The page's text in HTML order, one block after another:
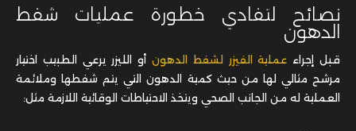
نصائح لتفادي خطورة عمليات شفط
الدهون
قبل إجراء عملية الفيزر لشفط الدهون أو الليزر يرعي الطبيب اختيار
مرشح مثالي لها من حيث كمية الدهون التي يتم شفطها وملائمة
العملية له من الجانب الصحي ويتخذ الاحتياطات الوقائية اللازمة مثل: